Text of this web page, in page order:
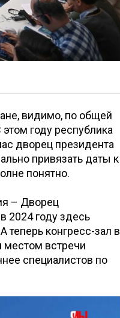
видимо, по общей
году республика
дворец президента
привязать даты к
понятно.
– Дворец
2024 году здесь
теперь конгресс-зал в
местом встречи
специалистов по